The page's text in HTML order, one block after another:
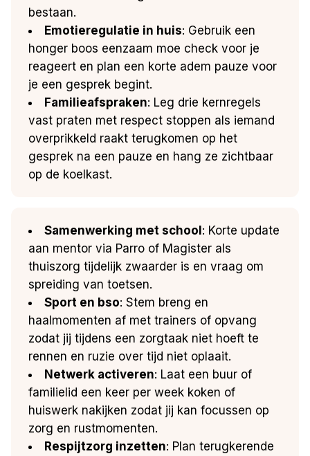
bestaan.
Emotieregulatie in huis: Gebruik een
honger boos eenzaam moe check voor je
reageert en plan een korte adem pauze voor
je een gesprek begint.
Familieafspraken: Leg drie kernregels
vast praten met respect stoppen als iemand
overprikkeld raakt terugkomen op het
gesprek na een pauze en hang ze zichtbaar
op de koelkast.
Samenwerking met school: Korte update
aan mentor via Parro of Magister als
thuiszorg tijdelijk zwaarder is en vraag om
spreiding van toetsen.
Sport en bso: Stem breng en
haalmomenten af met trainers of opvang
zodat jij tijdens een zorgtaak niet hoeft te
rennen en ruzie over tijd niet oplaait.
Netwerk activeren: Laat een buur of
familielid een keer per week koken of
huiswerk nakijken zodat jij kan focussen op
zorg en rustmomenten.
Respijtzorg inzetten: Plan terugkerende